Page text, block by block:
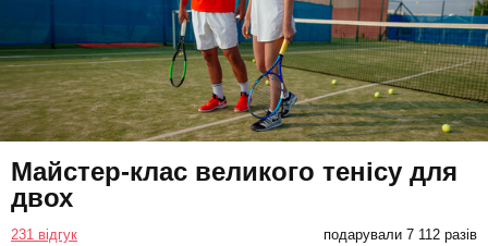
Майстер-клас великого тенісу для
двох
231 відгук подарували 7 112 разів